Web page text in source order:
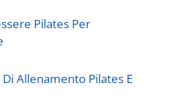
Pilates Per
Allenamento Pilates E